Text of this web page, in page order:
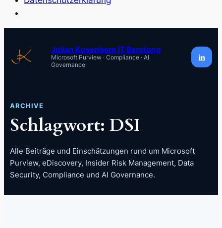
springen
Julian Kusenberg IT Beratung
Microsoft Purview · Compliance · AI
Governance
in
ARCHIVE
Schlagwort: DSI
Alle Beiträge und Einschätzungen rund um Microsoft
Purview, eDiscovery, Insider Risk Management, Data
Security, Compliance und AI Governance.